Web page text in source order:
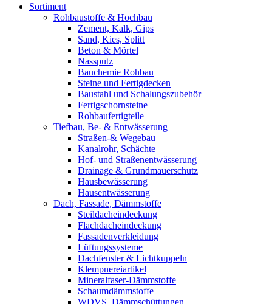
Sortiment
Rohbaustoffe & Hochbau
Zement, Kalk, Gips
Sand, Kies, Splitt
Beton & Mörtel
Nassputz
Bauchemie Rohbau
Steine und Fertigdecken
Baustahl und Schalungszubehör
Fertigschornsteine
Rohbaufertigteile
Tiefbau, Be- & Entwässerung
Straßen-& Wegebau
Kanalrohr, Schächte
Hof- und Straßenentwässerung
Drainage & Grundmauerschutz
Hausbewässerung
Hausentwässerung
Dach, Fassade, Dämmstoffe
Steildacheindeckung
Flachdacheindeckung
Fassadenverkleidung
Lüftungssysteme
Dachfenster & Lichtkuppeln
Klempnereiartikel
Mineralfaser-Dämmstoffe
Schaumdämmstoffe
WDVS, Dämmschüttungen